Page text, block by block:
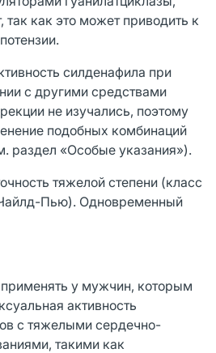
так как это может приводить к
силденафила при
с другими средствами
не изучались, поэтому
подобных комбинаций
раздел «Особые указания»).
тяжелой степени (класс
Пью). Одновременный
у мужчин, которым
активность
с тяжелыми сердечно-
такими как